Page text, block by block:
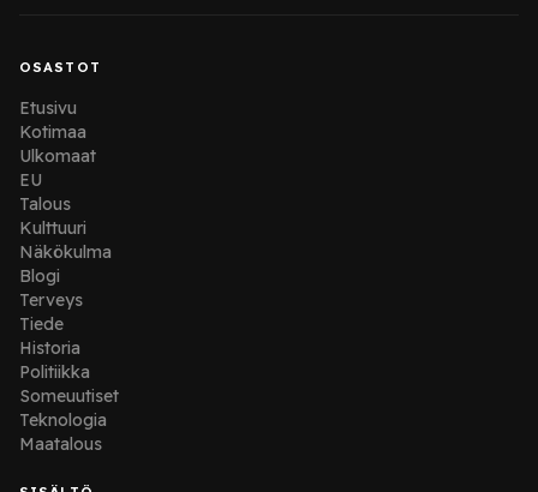
OSASTOT
Etusivu
Kotimaa
Ulkomaat
EU
Talous
Kulttuuri
Näkökulma
Blogi
Terveys
Tiede
Historia
Politiikka
Someuutiset
Teknologia
Maatalous